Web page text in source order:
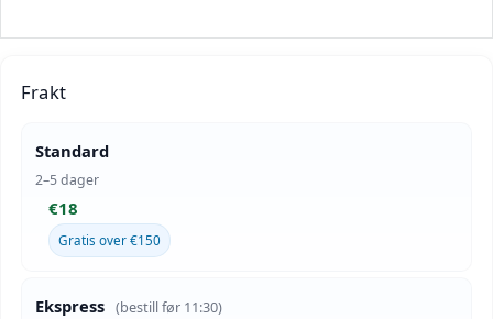
Frakt
Standard
2–5 dager
€18
Gratis over €150
Ekspress (bestill før 11:30)